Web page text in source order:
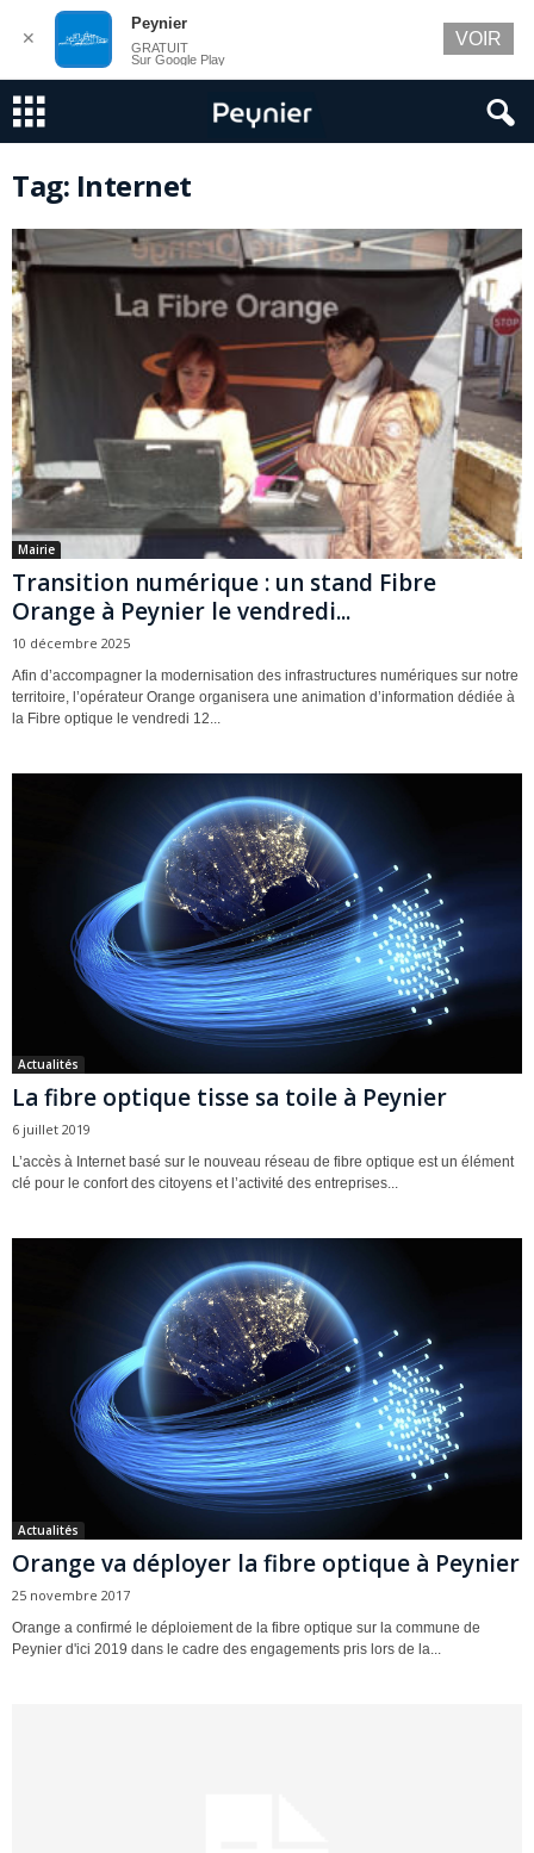
Tag: Internet
Mairie
Transition numérique : un stand Fibre
Orange à Peynier le vendredi...
10 décembre 2025
Afin d’accompagner la modernisation des infrastructures numériques sur notre
territoire, l’opérateur Orange organisera une animation d’information dédiée à
la Fibre optique le vendredi 12...
Actualités
La fibre optique tisse sa toile à Peynier
6 juillet 2019
L’accès à Internet basé sur le nouveau réseau de fibre optique est un élément
clé pour le confort des citoyens et l’activité des entreprises...
Actualités
Orange va déployer la fibre optique à Peynier
25 novembre 2017
Orange a confirmé le déploiement de la fibre optique sur la commune de
Peynier d'ici 2019 dans le cadre des engagements pris lors de la...
✕
Peynier
GRATUIT
Sur Google Play
VOIR